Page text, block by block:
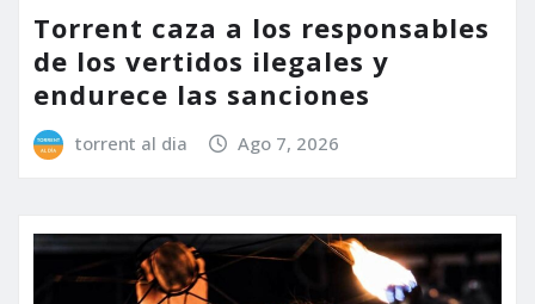
Torrent caza a los responsables
de los vertidos ilegales y
endurece las sanciones
torrent al dia Ago 7, 2026